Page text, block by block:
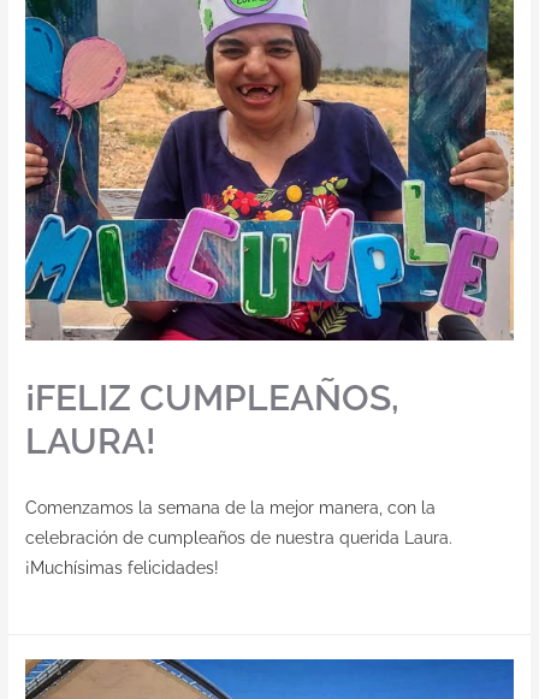
¡FELIZ CUMPLEAÑOS,
LAURA!
Comenzamos la semana de la mejor manera, con la
celebración de cumpleaños de nuestra querida Laura.
¡Muchísimas felicidades!